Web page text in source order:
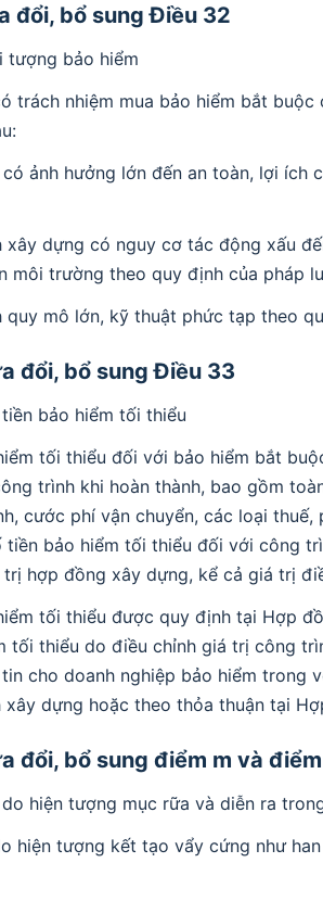
đổi, bổ sung Điều 32
tượng bảo hiểm
trách nhiệm mua bảo hiểm bắt
có ảnh hưởng lớn đến an toàn, lợi
xây dựng có nguy cơ tác động xấu
môi trường theo quy định của pháp
quy mô lớn, kỹ thuật phức tạp theo
đổi, bổ sung Điều 33
bảo hiểm tối thiểu
tối thiểu đối với bảo hiểm bắt
trình khi hoàn thành, bao gồm
cước phí vận chuyển, các loại
tiền bảo hiểm tối thiểu đối với công
hợp đồng xây dựng, kể cả giá trị
tối thiểu được quy định tại Hợp
tối thiểu do điều chỉnh giá trị công
cho doanh nghiệp bảo hiểm trong
dựng hoặc theo thỏa thuận tại
đổi, bổ sung điểm m và
hiện tượng mục rữa và diễn ra
hiện tượng kết tạo vẩy cứng như